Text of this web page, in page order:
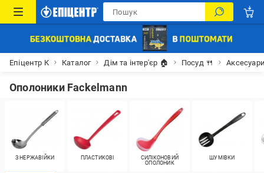
Епіцентр К Каталог Дім та інтер'єр 🏠 Посуд 🍴
Ополоники Fackelmann
З НЕРЖАВІЙКИ ПЛАСТИКОВІ
СИЛІКОНОВИЙ
ОПОЛОНИК
ШУМІВКИ